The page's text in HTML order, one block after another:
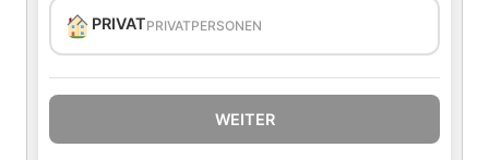
PRIVATPRIVATPERSONEN
WEITER